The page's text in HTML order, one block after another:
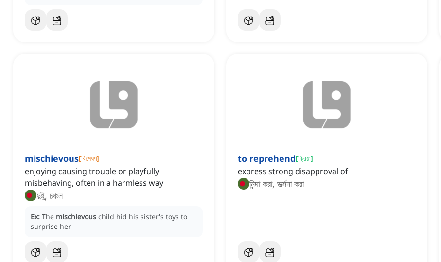
mischievous[বিশেষণ]
enjoying causing trouble or playfully
misbehaving, often in a harmless way
দুষ্টু, চঞ্চল
Ex: The mischievous child hid his sister's toys to
surprise her.
to reprehend[ক্রিয়া]
express strong disapproval of
নিন্দা করা, ভর্ত্সনা করা